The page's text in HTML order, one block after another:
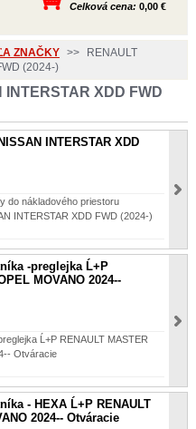
Celková cena: 0,00 €
ZNAČKY >>
RENAULT
(2024-)
INTERSTAR XDD FWD
INTERSTAR XDD
do nákladového priestoru
INTERSTAR XDD FWD (2024-)
-preglejka Ĺ+P
MOVANO 2024--
Ĺ+P RENAULT MASTER
Otváracie
- HEXA Ĺ+P RENAULT
2024-- Otváracie